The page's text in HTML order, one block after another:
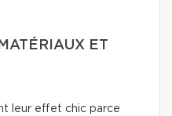
ET
leur effet chic parce